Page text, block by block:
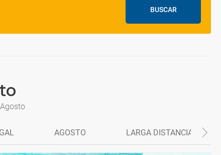
BUSCAR
AGOSTO LARGA DISTANCIA